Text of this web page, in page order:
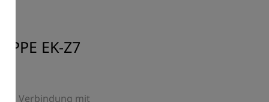
EK-Z7
in Verbindung mit